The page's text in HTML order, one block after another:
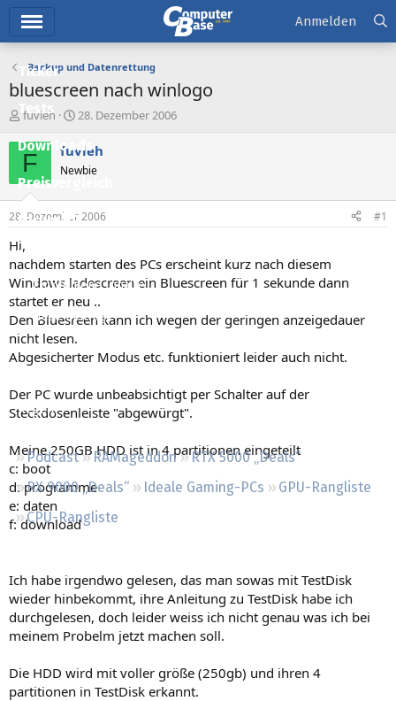
Ticker
Tests
Downloads
Preisvergleich
Forum
Aktuelles
Empfohlene Inhalte
Neue Beiträge
Neueste Aktivitäten
Regeln
Podcast RAMageddon
RTX 5000 „Deals“
RX 9000 „Deals“
Ideale Gaming-PCs
GPU-Rangliste
CPU-Rangliste
Anmelden
Backup und Datenrettung
bluescreen nach winlogo
E
s
e
e
fuvieh
E
s
e
t
m
28. Dezember 2006
F fuvieh
Newbie
28. Dezember 2006 #1
Hi,
nachdem starten des PCs erscheint kurz nach diesem
Windows ladescreen ein Bluescreen für 1 sekunde dann
startet er neu ..
Den Bluesreen kann ich wegen der geringen anzeigedauer
nicht lesen.
Abgesicherter Modus etc. funktioniert leider auch nicht.
Der PC wurde unbeabsichtigt per Schalter auf der
Steckdosenleiste "abgewürgt".
Meine 250GB HDD ist in 4 partitionen eingeteilt
c: boot
d: programme
e: daten
f: download
Ich habe irgendwo gelesen, das man sowas mit TestDisk
wieder hinbekommt, ihre Anleitung zu TestDisk habe ich
durchgelesen, doch leider weiss ich nicht genau was ich bei
meinem Probelm jetzt machen soll.
Die HDD wird mit voller größe (250gb) und ihren 4
partitionen in TestDisk erkannt.